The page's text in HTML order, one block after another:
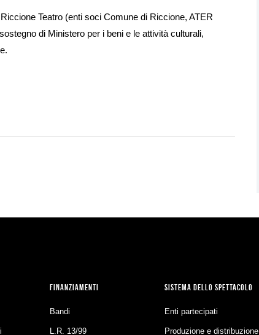
Teatro (enti soci Comune di Riccione, ATER
di Ministero per i beni e le attività culturali,
FINANZIAMENTI
Bandi
L.R. 13/99
SISTEMA DELLO SPETTACOLO
Enti partecipati
Produzione e distribuzione